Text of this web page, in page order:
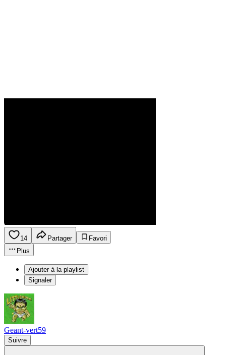
14 Partager
Favori
Plus
Ajouter à la playlist
Signaler
Geant-vert59
Suivre